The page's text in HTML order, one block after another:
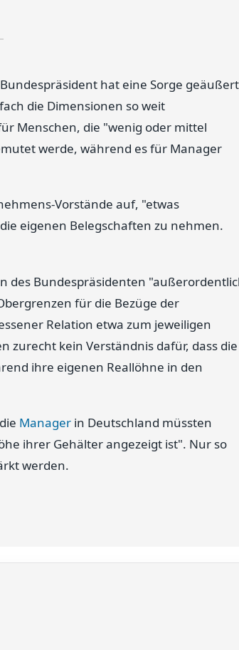
hat eine Sorge
die Dimensionen so weit
Menschen, die "wenig oder mittel
werde, während es für Manager
Vorstände auf, "etwas
eigenen Belegschaften zu nehmen.
des Bundespräsidenten
für die Bezüge der
Relation etwa zum jeweiligen
zurecht kein Verständnis dafür, dass die
ihre eigenen Reallöhne in den
Manager in Deutschland müssten
ihrer Gehälter angezeigt ist". Nur so
werden.